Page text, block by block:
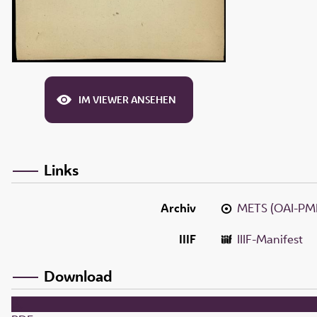
IM VIEWER ANSEHEN
Links
Archiv
METS (OAI-
IIIF
IIIF-Manifest
Download